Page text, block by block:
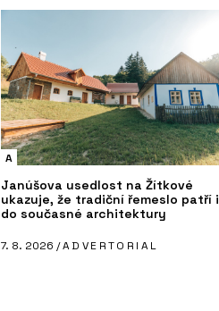
A
Janúšova usedlost na Žítkové
ukazuje, že tradiční řemeslo patří i
do současné architektury
7. 8. 2026 /ADVERTORIAL